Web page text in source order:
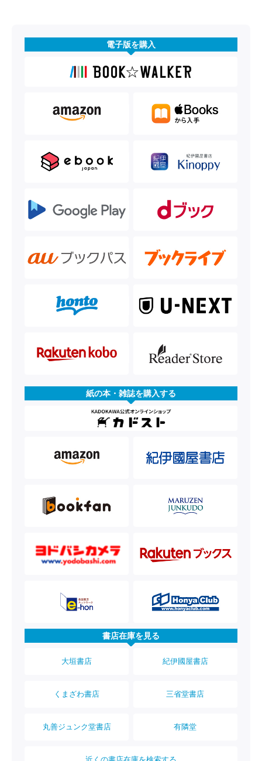
電子版を購入
紙の本・雑誌を購入する
書店在庫を見る
大垣書店 紀伊國屋書店
くまざわ書店 三省堂書店
丸善ジュンク堂書店 有隣堂